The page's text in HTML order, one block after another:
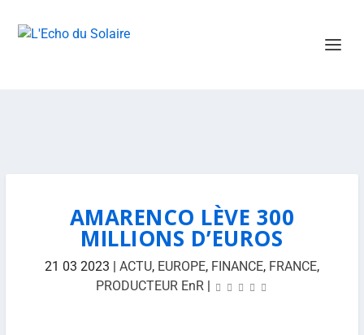
AMARENCO LÈVE 300
MILLIONS D’EUROS
21 03 2023 | ACTU, EUROPE, FINANCE, FRANCE,
PRODUCTEUR EnR |